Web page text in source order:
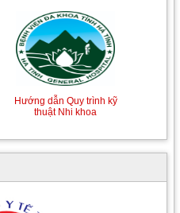
Hướng dẫn Quy trình kỹ
thuật Nhi khoa